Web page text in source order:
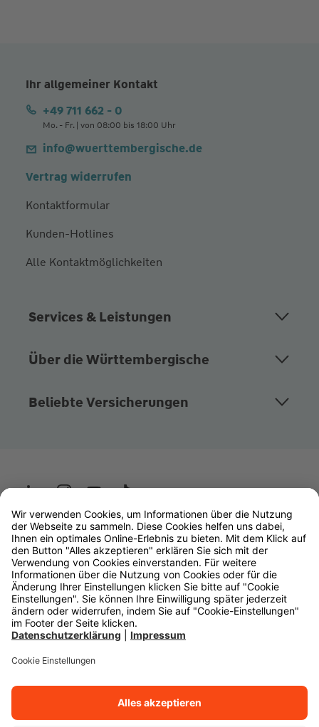
Ihr allgemeiner Kontakt
+49 711 662 - 0
Mo. - Fr. | von 08:00 bis 18:00 Uhr
info@wuerttembergische.de
Vertrag widerrufen
Kontaktformular
Kunden-Hotlines
Alle Kontaktmöglichkeiten
Services & Leistungen
Über die Württembergische
Beliebte Versicherungen
Wüstenrot
W&W Gruppe
OLB Bank
Makler
Impressum
Datenschutz
Rechtliche Hinweise
Cookie-Einstellungen